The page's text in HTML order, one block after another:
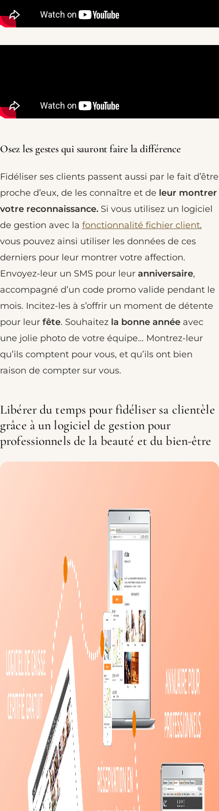
Osez les gestes qui sauront faire la différence
Fidéliser ses clients passent aussi par le fait d’être
proche d’eux, de les connaître et de leur montrer
votre reconnaissance. Si vous utilisez un logiciel
de gestion avec la fonctionnalité fichier client,
vous pouvez ainsi utiliser les données de ces
derniers pour leur montrer votre affection.
Envoyez-leur un SMS pour leur anniversaire,
accompagné d’un code promo valide pendant le
mois. Incitez-les à s’offrir un moment de détente
pour leur fête. Souhaitez la bonne année avec
une jolie photo de votre équipe… Montrez-leur
qu’ils comptent pour vous, et qu’ils ont bien
raison de compter sur vous.
Libérer du temps pour fidéliser sa clientèle
grâce à un logiciel de gestion pour
professionnels de la beauté et du bien-être